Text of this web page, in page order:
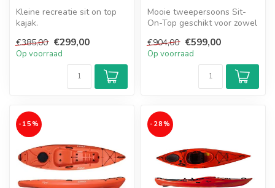
Kleine recreatie sit on top
kajak.
€385,00 €299,00
Op voorraad
Mooie tweepersoons Sit-
On-Top geschikt voor zowel
peddelaa...
€904,00 €599,00
Op voorraad
-15% -28%